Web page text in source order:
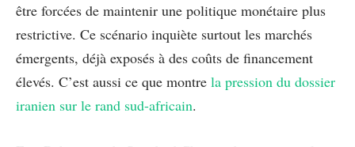
être forcées de maintenir une politique monétaire plus
restrictive. Ce scénario inquiète surtout les marchés
émergents, déjà exposés à des coûts de financement
élevés. C’est aussi ce que montre la pression du dossier
iranien sur le rand sud-africain.